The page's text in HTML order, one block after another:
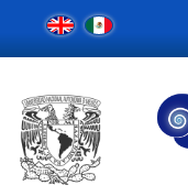
Navegación
principal
Contenido
Barra
lateral